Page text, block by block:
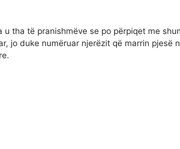
u tha të pranishmëve se po përpiqet me
jo duke numëruar njerëzit që marrin pjesë